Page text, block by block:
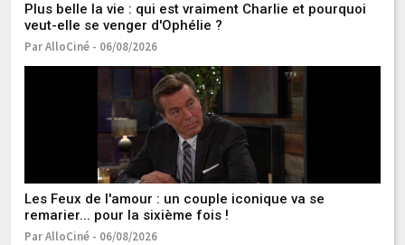
Plus belle la vie : qui est vraiment Charlie et pourquoi
veut-elle se venger d'Ophélie ?
Par AlloCiné - 06/08/2026
Les Feux de l'amour : un couple iconique va se
remarier... pour la sixième fois !
Par AlloCiné - 06/08/2026